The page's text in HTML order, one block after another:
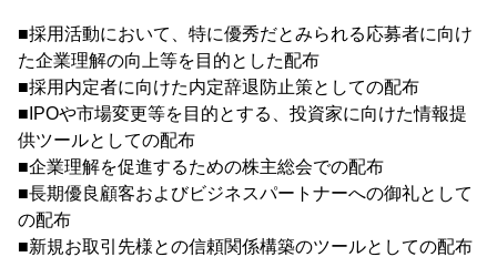
■採用活動において、特に優秀だとみられる応募者に向け
た企業理解の向上等を目的とした配布
■採用内定者に向けた内定辞退防止策としての配布
■IPOや市場変更等を目的とする、投資家に向けた情報提
供ツールとしての配布
■企業理解を促進するための株主総会での配布
■長期優良顧客およびビジネスパートナーへの御礼として
の配布
■新規お取引先様との信頼関係構築のツールとしての配布